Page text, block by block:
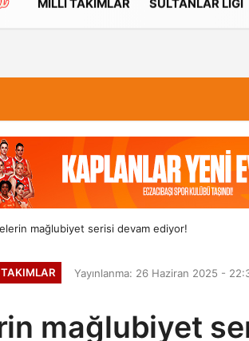
MILLI TAKIMLAR SULTANLAR LIGI
mağlubiyet serisi devam ediyor!
Yayınlanma: 26 Haziran 2025 -
mağlubiyet